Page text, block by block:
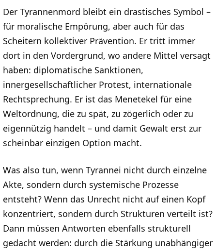
Der Tyrannenmord bleibt ein drastisches Symbol –
für moralische Empörung, aber auch für das
Scheitern kollektiver Prävention. Er tritt immer
dort in den Vordergrund, wo andere Mittel versagt
haben: diplomatische Sanktionen,
innergesellschaftlicher Protest, internationale
Rechtsprechung. Er ist das Menetekel für eine
Weltordnung, die zu spät, zu zögerlich oder zu
eigennützig handelt – und damit Gewalt erst zur
scheinbar einzigen Option macht.
Was also tun, wenn Tyrannei nicht durch einzelne
Akte, sondern durch systemische Prozesse
entsteht? Wenn das Unrecht nicht auf einen Kopf
konzentriert, sondern durch Strukturen verteilt ist?
Dann müssen Antworten ebenfalls strukturell
gedacht werden: durch die Stärkung unabhängiger